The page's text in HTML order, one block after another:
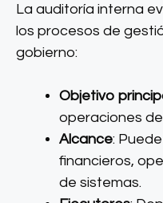
La auditoría interna
los procesos de
gobierno:
Objetivo
operaciones
Alcance:
financieros,
de sistemas.